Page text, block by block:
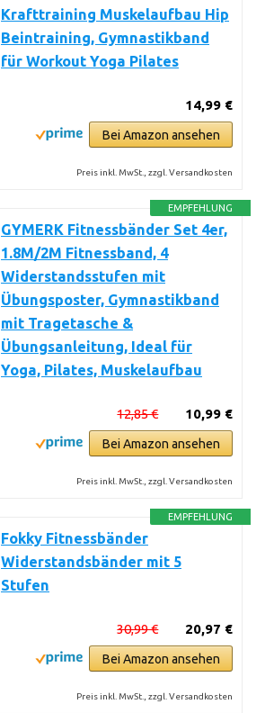
Krafttraining Muskelaufbau Hip
Beintraining, Gymnastikband
für Workout Yoga Pilates
14,99 €
Bei Amazon ansehen
Preis inkl. MwSt., zzgl. Versandkosten
EMPFEHLUNG
GYMERK Fitnessbänder Set 4er,
1.8M/2M Fitnessband, 4
Widerstandsstufen mit
Übungsposter, Gymnastikband
mit Tragetasche &
Übungsanleitung, Ideal für
Yoga, Pilates, Muskelaufbau
10,99 €
12,85 €
Bei Amazon ansehen
Preis inkl. MwSt., zzgl. Versandkosten
EMPFEHLUNG
Fokky Fitnessbänder
Widerstandsbänder mit 5
Stufen
20,97 €
30,99 €
Bei Amazon ansehen
Preis inkl. MwSt., zzgl. Versandkosten